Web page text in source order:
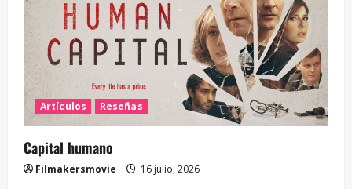
Artículos Reseñas
Capital humano
Filmakersmovie 16 julio, 2026